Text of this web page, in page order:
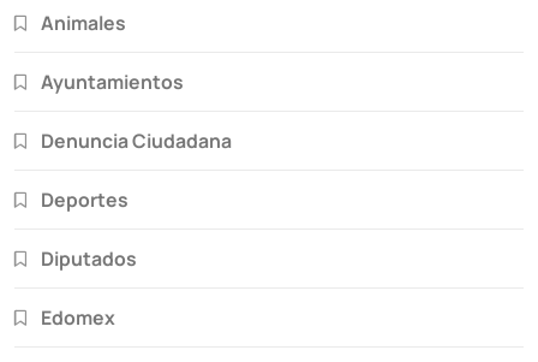
Animales
Ayuntamientos
Denuncia Ciudadana
Deportes
Diputados
Edomex